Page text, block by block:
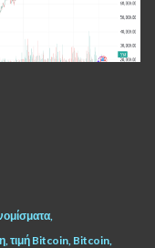
τιμή Bitcoin Bitcoin